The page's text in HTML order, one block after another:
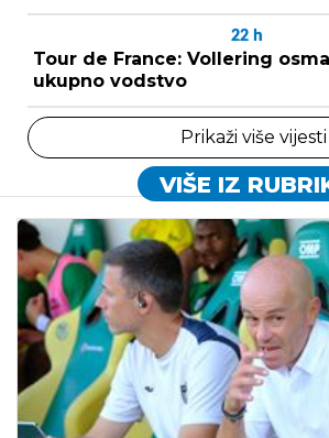
22 h
Tour de France: Vollering
ukupno vodstvo
Prikaži više vijesti
VIŠE IZ